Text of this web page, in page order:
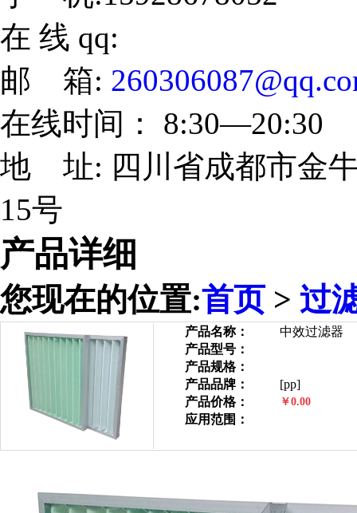
在 线 qq:
邮 箱:
在线时间： 8:30—20:30
地 址: 四川省成都市金
15号
产品详细
您现在的位置:首页> 过
产品名称：
中效过滤器
产品型号：
产品规格：
产品品牌：
[pp]
产品价格：
￥0.00
应用范围：